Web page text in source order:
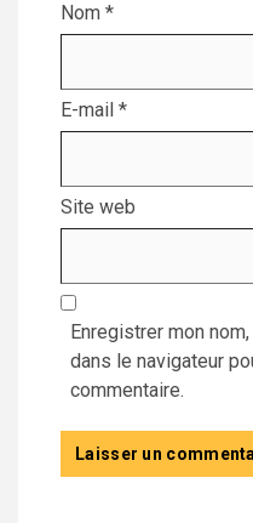
Nom *
E-mail *
Site web
Enregistrer mon
dans le navigateur
commentaire.